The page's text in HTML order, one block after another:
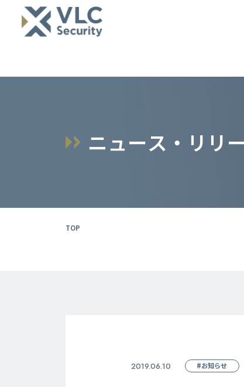
ニュース ・ リ リ
TOP
2019.06.10 #お知らせ